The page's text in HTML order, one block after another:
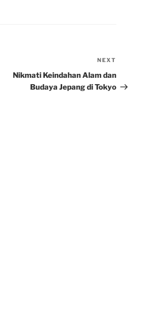
Post
NEXT
Nikmati Keindahan Alam dan
Budaya Jepang di Tokyo